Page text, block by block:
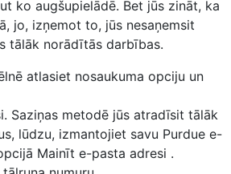
ko augšupielādē. Bet jūs zināt, ka
jo, izņemot to, jūs nesaņemsit
tālāk norādītās darbības.
atlasiet nosaukuma opciju un
Saziņas metodē jūs atradīsit tālāk
lūdzu, izmantojiet savu Purdue e-
Mainīt e-pasta adresi .